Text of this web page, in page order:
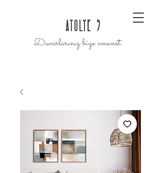
ATOLYE 5
Duvarlarınız bize emanet..